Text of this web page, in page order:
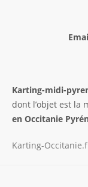
Karting-midi-
dont l’objet est la
en Occitanie
Karting-